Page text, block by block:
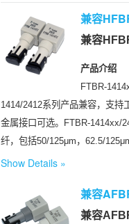
兼容
兼容
产品介绍
FTBR-
1414/2412系列产品兼容，支持
金属接口可选。FTBR-1414xx/
纤，包括50/125μm，62.5/
Show Details
兼容
兼容